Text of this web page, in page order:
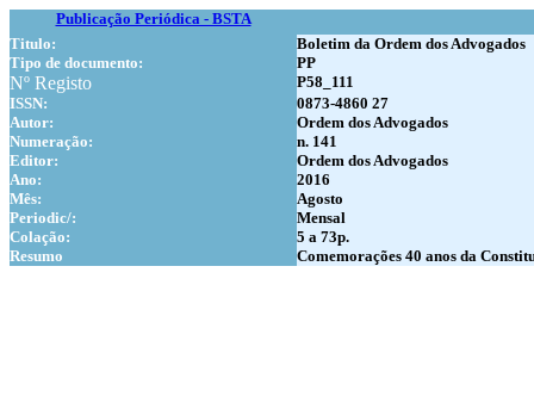
Publicação Periódica - BSTA
Titulo:
Boletim da Ordem dos Advogados
Tipo de documento:
PP
Nº Registo
P58_111
ISSN:
0873-4860 27
Autor:
Ordem dos Advogados
Numeração:
n. 141
Editor:
Ordem dos Advogados
Ano:
2016
Mês:
Agosto
Periodic/:
Mensal
Colação:
5 a 73p.
Resumo
Comemorações 40 anos da